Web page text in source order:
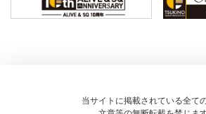
当サイトに掲載されている全ての